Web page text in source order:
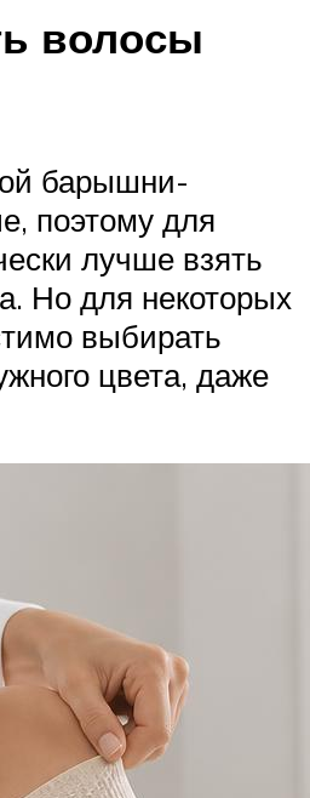
волосы
барышни-
поэтому для
лучше взять
Но для некоторых
выбирать
цвета, даже